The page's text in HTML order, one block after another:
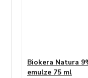
Biokera Natura
emulze 75 ml